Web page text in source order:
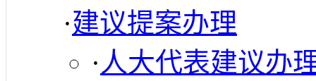
·建议提案办理
· 人大代表建议办